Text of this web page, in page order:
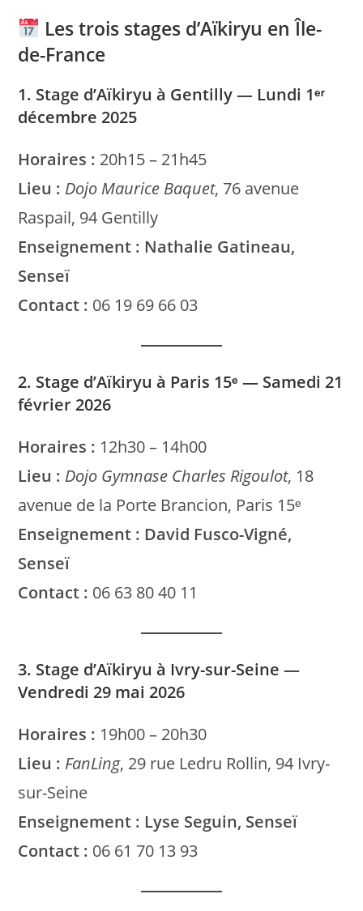
Les trois stages d’Aïkiryu en Île-
de-France
1. Stage d’Aïkiryu à Gentilly — Lundi 1ᵉʳ
décembre 2025
Horaires : 20h15 – 21h45
Lieu : Dojo Maurice Baquet, 76 avenue
Raspail, 94 Gentilly
Enseignement : Nathalie Gatineau,
Senseï
Contact : 06 19 69 66 03
2. Stage d’Aïkiryu à Paris 15ᵉ — Samedi 21
février 2026
Horaires : 12h30 – 14h00
Lieu : Dojo Gymnase Charles Rigoulot, 18
avenue de la Porte Brancion, Paris 15ᵉ
Enseignement : David Fusco-Vigné,
Senseï
Contact : 06 63 80 40 11
3. Stage d’Aïkiryu à Ivry-sur-Seine —
Vendredi 29 mai 2026
Horaires : 19h00 – 20h30
Lieu : FanLing, 29 rue Ledru Rollin, 94 Ivry-
sur-Seine
Enseignement : Lyse Seguin, Senseï
Contact : 06 61 70 13 93